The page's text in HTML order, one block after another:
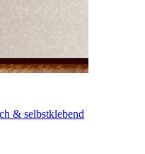
& selbstklebend